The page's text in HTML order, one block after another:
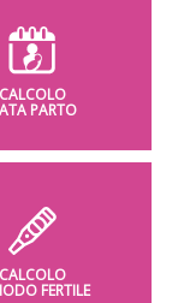
CALCOLO
PARTO
CALCOLO
FERTILE